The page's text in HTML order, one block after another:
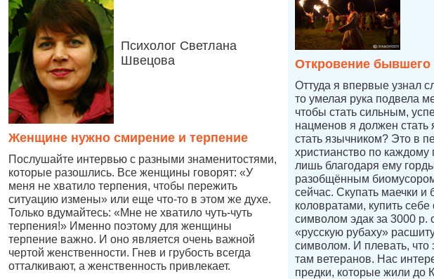
Психолог Светлана
Швецова
Женщине нужно смирение и терпение
Послушайте интервью с разными знаменитостями,
которые разошлись. Все женщины говорят: «У
меня не хватило терпения, чтобы пережить
ситуацию измены» или еще что-то в этом же духе.
Только вдумайтесь: «Мне не хватило чуть-чуть
терпения!» Именно поэтому для женщины
терпение важно. И оно является очень важной
чертой женственности. Гнев и грубость всегда
отталкивают, а женственность привлекает.
Откровение бывшего
Оттуда я впервые узнал
то умелая рука подвела
чтобы стать сильным,
нацменов я должен стать
стать язычником? Это в
христианство по каждому
лишь благодаря ему
разобщённым
сейчас. Скупать маечки и
коловратами, купить
символом эдак за 3000 р.
«русскую рубаху»
символом. И плевать, что
там ветеранов. Нас
предки, которые жили до